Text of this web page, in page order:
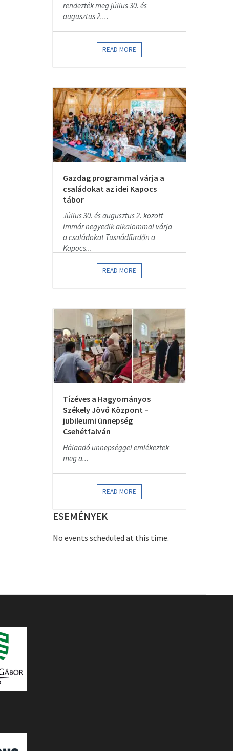
rendezték meg július 30. és
augusztus 2....
READ MORE
Gazdag programmal várja a
családokat az idei Kapocs
tábor
Július 30. és augusztus 2. között
immár negyedik alkalommal várja
a családokat Tusnádfürdőn a
Kapocs...
READ MORE
Tízéves a Hagyományos
Székely Jövő Központ –
jubileumi ünnepség
Csehétfalván
Hálaadó ünnepséggel emlékeztek
meg a...
READ MORE
ESEMÉNYEK
No events scheduled at this time.